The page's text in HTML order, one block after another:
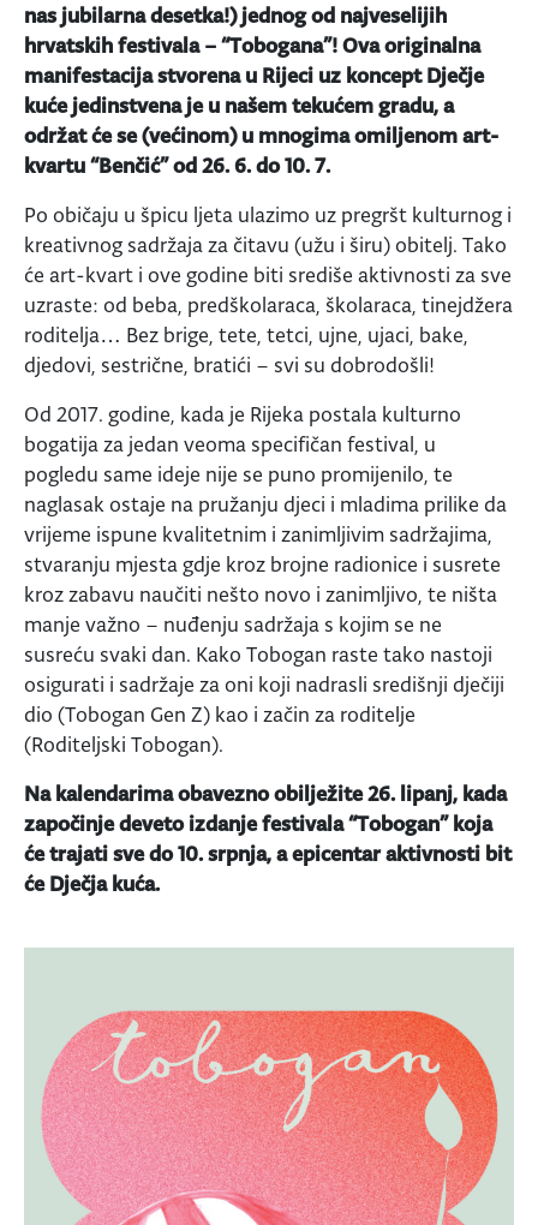
nas jubilarna desetka!) jednog od najveselijih
hrvatskih festivala – “Tobogana”! Ova originalna
manifestacija stvorena u Rijeci uz koncept Dječje
kuće jedinstvena je u našem tekućem gradu, a
održat će se (većinom) u mnogima omiljenom art-
kvartu “Benčić” od 26. 6. do 10. 7.
Po običaju u špicu ljeta ulazimo uz pregršt kulturnog i
kreativnog sadržaja za čitavu (užu i širu) obitelj. Tako
će art-kvart i ove godine biti središe aktivnosti za sve
uzraste: od beba, predškolaraca, školaraca, tinejdžera
roditelja… Bez brige, tete, tetci, ujne, ujaci, bake,
djedovi, sestrične, bratići – svi su dobrodošli!
Od 2017. godine, kada je Rijeka postala kulturno
bogatija za jedan veoma specifičan festival, u
pogledu same ideje nije se puno promijenilo, te
naglasak ostaje na pružanju djeci i mladima prilike da
vrijeme ispune kvalitetnim i zanimljivim sadržajima,
stvaranju mjesta gdje kroz brojne radionice i susrete
kroz zabavu naučiti nešto novo i zanimljivo, te ništa
manje važno – nuđenju sadržaja s kojim se ne
susreću svaki dan. Kako Tobogan raste tako nastoji
osigurati i sadržaje za oni koji nadrasli središnji dječiji
dio (Tobogan Gen Z) kao i začin za roditelje
(Roditeljski Tobogan).
Na kalendarima obavezno obilježite 26. lipanj, kada
započinje deveto izdanje festivala “Tobogan” koja
će trajati sve do 10. srpnja, a epicentar aktivnosti bit
će Dječja kuća.